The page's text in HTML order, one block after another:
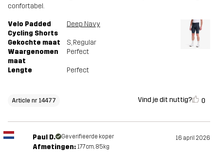
confortabel.
Velo Padded
Cycling Shorts
Deep Navy
Gekochte maat S, Regular
Waargenomen
maat
Perfect
Lengte Perfect
Article nr 14477 Vind je dit nuttig? 0
Paul D. Geverifieerde koper 16 april 2026
Afmetingen: 177cm, 85kg